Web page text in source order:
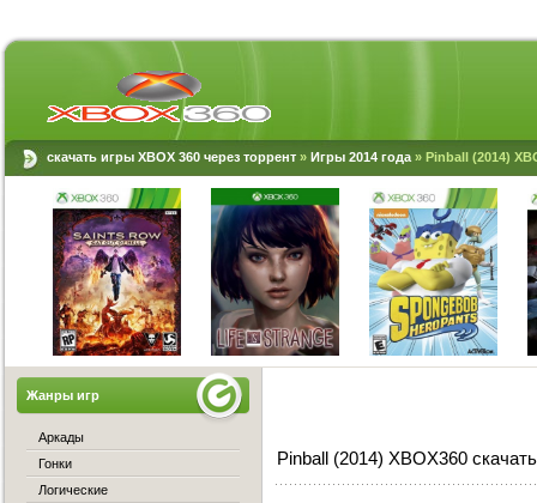
скачать игры XBOX 360 через торрент » Игры 2014 года » Pinball (2014)
Pinball (2014) XBOX360
Жанры игр
Аркады
Гонки
Логические